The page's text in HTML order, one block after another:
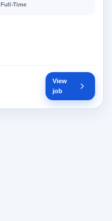
Full-Time
View
job